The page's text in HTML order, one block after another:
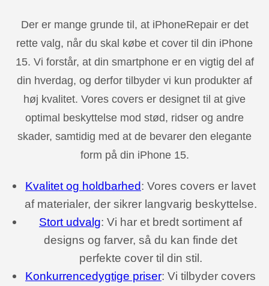
Der er mange grunde til, at iPhoneRepair er det
rette valg, når du skal købe et cover til din iPhone
15. Vi forstår, at din smartphone er en vigtig del af
din hverdag, og derfor tilbyder vi kun produkter af
høj kvalitet. Vores covers er designet til at give
optimal beskyttelse mod stød, ridser og andre
skader, samtidig med at de bevarer den elegante
form på din iPhone 15.
Kvalitet og holdbarhed: Vores covers er lavet
af materialer, der sikrer langvarig beskyttelse.
Stort udvalg: Vi har et bredt sortiment af
designs og farver, så du kan finde det
perfekte cover til din stil.
Konkurrencedygtige priser: Vi tilbyder covers